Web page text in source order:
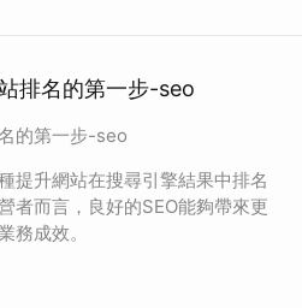
排名的第一步-seo
的第一步-seo
提升網站在搜尋引擎結果中排名
者而言，良好的SEO能夠帶來更
務成效。